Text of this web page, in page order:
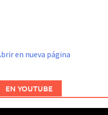
en nueva página
EN YOUTUBE